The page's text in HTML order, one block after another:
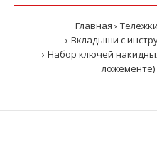
Главная
Вкладыши с
Набор ключей
ложементе)